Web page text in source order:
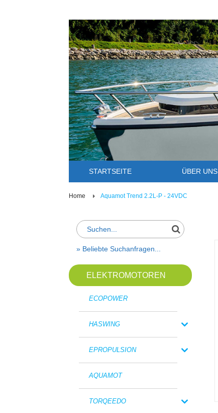
STARTSEITE ÜBER UNS
Home Aquamot Trend 2.2L-P - 24VDC
Suche
» Beliebte Suchanfragen...
ELEKTROMOTOREN
ECOPOWER
HASWING
EPROPULSION
AQUAMOT
TORQEEDO